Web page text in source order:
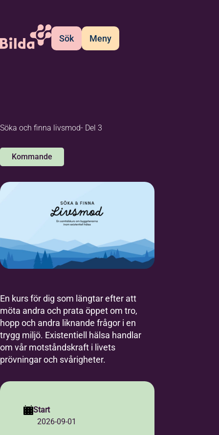
Sök Meny
Söka och finna livsmod- Del 3
Kommande
En kurs för dig som längtar efter att
möta andra och prata öppet om tro,
hopp och andra liknande frågor i en
trygg miljö. Existentiell hälsa handlar
om vår motståndskraft i livets
prövningar och svårigheter.
Start
2026-09-01